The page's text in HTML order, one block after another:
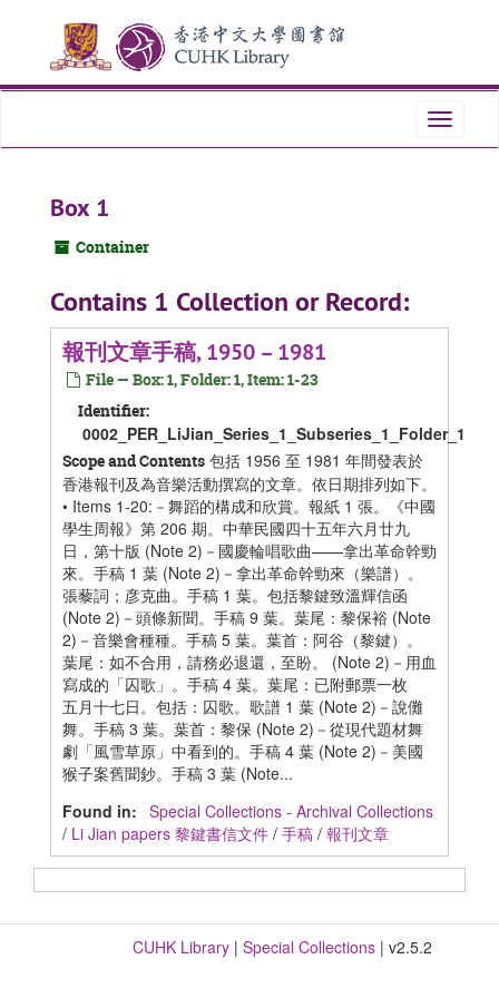
content
Toggle
Box 1
Container
Contains 1 Collection or Record:
報刊文章手稿, 1950 – 1981
File — Box: 1, Folder: 1, Item: 1-23
Identifier:
0002_PER_LiJian_Series_1_Subseries_1_Folder_1
Scope and Contents 包括 1956 至 1981 年間發表於
香港報刊及為音樂活動撰寫的文章。依日期排列如下。
• Items 1-20:－舞蹈的構成和欣賞。報紙 1 張。《中國
學生周報》第 206 期。中華民國四十五年六月廿九
日，第十版 (Note 2)－國慶輪唱歌曲——拿出革命幹勁
來。手稿 1 葉 (Note 2)－拿出革命幹勁來（樂譜）。
張藜詞；彦克曲。手稿 1 葉。包括黎鍵致溫輝信函
(Note 2)－頭條新聞。手稿 9 葉。葉尾：黎保裕 (Note
2)－音樂會種種。手稿 5 葉。葉首：阿谷（黎鍵）。
葉尾：如不合用，請務必退還，至盼。 (Note 2)－用血
寫成的「囚歌」。手稿 4 葉。葉尾：已附郵票一枚
五月十七日。包括：囚歌。歌譜 1 葉 (Note 2)－說儺
舞。手稿 3 葉。葉首：黎保 (Note 2)－從現代題材舞
劇「風雪草原」中看到的。手稿 4 葉 (Note 2)－美國
猴子案舊聞鈔。手稿 3 葉 (Note...
Found in: Special Collections - Archival Collections
/ Li Jian papers 黎鍵書信文件 / 手稿 / 報刊文章
CUHK Library | Special Collections | v2.5.2